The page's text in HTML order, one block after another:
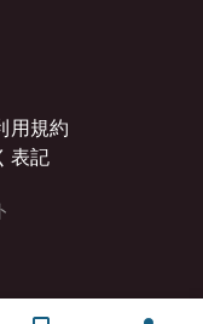
用規約
表記